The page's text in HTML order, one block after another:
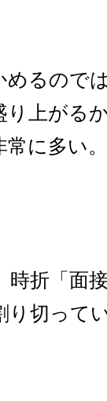
るので
り上がる
常に多い。
折「面
切って